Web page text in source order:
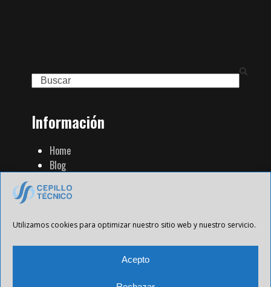
Utilizamos cookies para optimizar nuestro sitio web y nuestro servicio.
Acepto
Search
Información
Home
Blog
Contacto
Aviso Legal